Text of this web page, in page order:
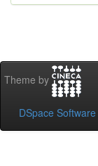
Theme by
DSpace Software